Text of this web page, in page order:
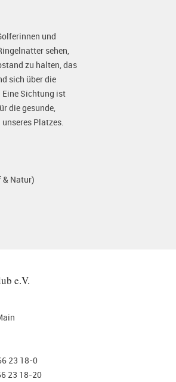
und
sehen,
zu halten, das
sich über die
Eine Sichtung ist
die gesunde,
Platzes.
Natur)
e.V.
23 18-0
23 18-20